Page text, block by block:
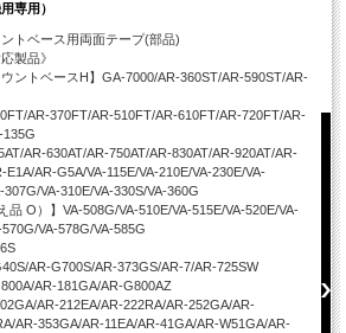
専用）
トベース用両面テープ(部品)
応製品》
ウントベースH】GA-7000/AR-360ST/AR-590ST/AR-
AR-370FT/AR-510FT/AR-610FT/AR-720FT/AR-
135G
AR-630AT/AR-750AT/AR-830AT/AR-920AT/AR-
AR-G5A/VA-115E/VA-210E/VA-230E/VA-
VA-310E/VA-330S/VA-360G
品 O）】VA-508G/VA-510E/VA-515E/VA-520E/VA-
VA-578G/VA-585G
AR-G700S/AR-373GS/AR-7/AR-725SW
AR-181GA/AR-G800AZ
AR-212EA/AR-222RA/AR-252GA/AR-
AR-353GA/AR-11EA/AR-41GA/AR-W51GA/AR-